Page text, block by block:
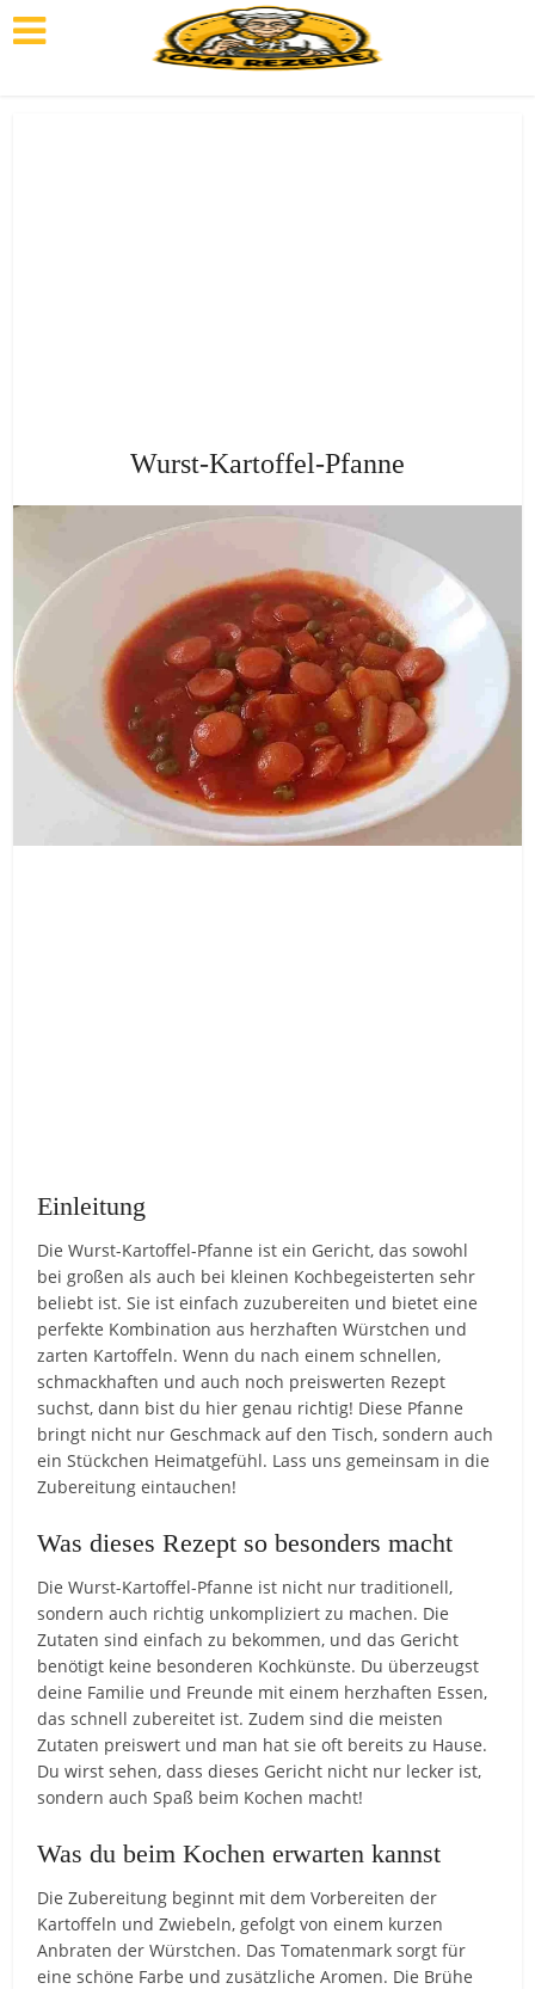
Wurst-Kartoffel-Pfanne
Einleitung
Die Wurst-Kartoffel-Pfanne ist ein Gericht, das sowohl
bei großen als auch bei kleinen Kochbegeisterten sehr
beliebt ist. Sie ist einfach zuzubereiten und bietet eine
perfekte Kombination aus herzhaften Würstchen und
zarten Kartoffeln. Wenn du nach einem schnellen,
schmackhaften und auch noch preiswerten Rezept
suchst, dann bist du hier genau richtig! Diese Pfanne
bringt nicht nur Geschmack auf den Tisch, sondern auch
ein Stückchen Heimatgefühl. Lass uns gemeinsam in die
Zubereitung eintauchen!
Was dieses Rezept so besonders macht
Die Wurst-Kartoffel-Pfanne ist nicht nur traditionell,
sondern auch richtig unkompliziert zu machen. Die
Zutaten sind einfach zu bekommen, und das Gericht
benötigt keine besonderen Kochkünste. Du überzeugst
deine Familie und Freunde mit einem herzhaften Essen,
das schnell zubereitet ist. Zudem sind die meisten
Zutaten preiswert und man hat sie oft bereits zu Hause.
Du wirst sehen, dass dieses Gericht nicht nur lecker ist,
sondern auch Spaß beim Kochen macht!
Was du beim Kochen erwarten kannst
Die Zubereitung beginnt mit dem Vorbereiten der
Kartoffeln und Zwiebeln, gefolgt von einem kurzen
Anbraten der Würstchen. Das Tomatenmark sorgt für
eine schöne Farbe und zusätzliche Aromen. Die Brühe